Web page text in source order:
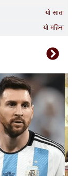
यो साता
यो महिना